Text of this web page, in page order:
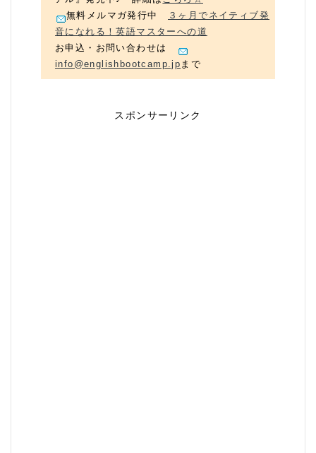
無料メルマガ発行中
３ヶ月でネイティブ発
音になれる！英語マスターへの道
お申込・お問い合わせは
info@englishbootcamp.jp まで
スポンサーリンク